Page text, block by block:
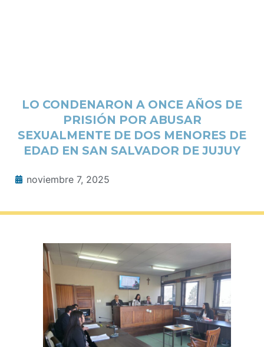
LO CONDENARON A ONCE AÑOS DE
PRISIÓN POR ABUSAR
SEXUALMENTE DE DOS MENORES DE
EDAD EN SAN SALVADOR DE JUJUY
noviembre 7, 2025